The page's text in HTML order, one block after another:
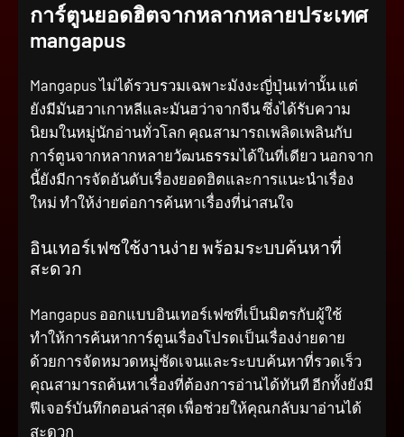
การ์ตูนยอดฮิตจากหลากหลายประเทศ
mangapus
Mangapus ไม่ได้รวบรวมเฉพาะมังงะญี่ปุ่นเท่านั้น แต่
ยังมีมันฮวาเกาหลีและมันฮว่าจากจีน ซึ่งได้รับความ
นิยมในหมู่นักอ่านทั่วโลก คุณสามารถเพลิดเพลินกับ
การ์ตูนจากหลากหลายวัฒนธรรมได้ในที่เดียว นอกจาก
นี้ยังมีการจัดอันดับเรื่องยอดฮิตและการแนะนำเรื่อง
ใหม่ ทำให้ง่ายต่อการค้นหาเรื่องที่น่าสนใจ
อินเทอร์เฟซใช้งานง่าย พร้อมระบบค้นหาที่
สะดวก
Mangapus ออกแบบอินเทอร์เฟซที่เป็นมิตรกับผู้ใช้
ทำให้การค้นหาการ์ตูนเรื่องโปรดเป็นเรื่องง่ายดาย
ด้วยการจัดหมวดหมู่ชัดเจนและระบบค้นหาที่รวดเร็ว
คุณสามารถค้นหาเรื่องที่ต้องการอ่านได้ทันที อีกทั้งยังมี
ฟีเจอร์บันทึกตอนล่าสุด เพื่อช่วยให้คุณกลับมาอ่านได้
สะดวก